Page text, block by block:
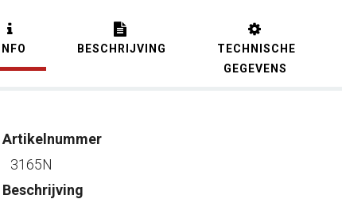
INFO BESCHRIJVING
TECHNISCHE
GEGEVENS
Artikelnummer
3165N
Beschrijving